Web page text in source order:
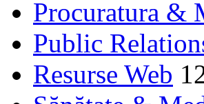
Procuratura &
Public
Resurse Web